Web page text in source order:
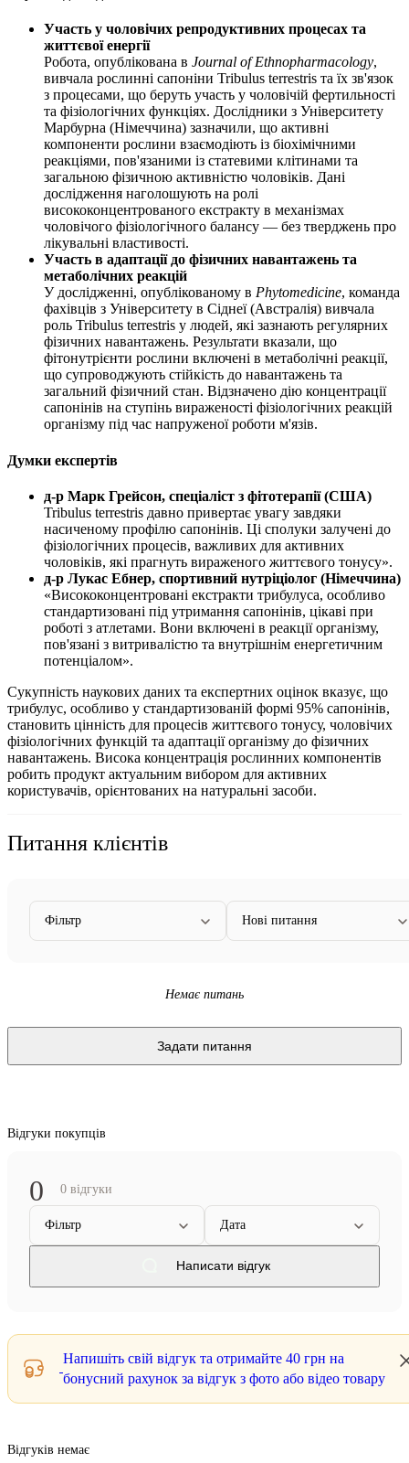
Участь у чоловічих репродуктивних процесах та
життєвої енергії
Робота, опублікована в Journal of Ethnopharmacology,
вивчала рослинні сапоніни Tribulus terrestris та їх зв'язок
з процесами, що беруть участь у чоловічій фертильності
та фізіологічних функціях. Дослідники з Університету
Марбурна (Німеччина) зазначили, що активні
компоненти рослини взаємодіють із біохімічними
реакціями, пов'язаними із статевими клітинами та
загальною фізичною активністю чоловіків. Дані
дослідження наголошують на ролі
висококонцентрованого екстракту в механізмах
чоловічого фізіологічного балансу — без тверджень про
лікувальні властивості.
Участь в адаптації до фізичних навантажень та
метаболічних реакцій
У дослідженні, опублікованому в Phytomedicine, команда
фахівців з Університету в Сіднеї (Австралія) вивчала
роль Tribulus terrestris у людей, які зазнають регулярних
фізичних навантажень. Результати вказали, що
фітонутрієнти рослини включені в метаболічні реакції,
що супроводжують стійкість до навантажень та
загальний фізичний стан. Відзначено дію концентрації
сапонінів на ступінь вираженості фізіологічних реакцій
організму під час напруженої роботи м'язів.
Думки експертів
д-р Марк Грейсон, спеціаліст з фітотерапії (США)
Tribulus terrestris давно привертає увагу завдяки
насиченому профілю сапонінів. Ці сполуки залучені до
фізіологічних процесів, важливих для активних
чоловіків, які прагнуть вираженого життєвого тонусу».
д-р Лукас Ебнер, спортивний нутріціолог (Німеччина)
«Висококонцентровані екстракти трибулуса, особливо
стандартизовані під утримання сапонінів, цікаві при
роботі з атлетами. Вони включені в реакції організму,
пов'язані з витривалістю та внутрішнім енергетичним
потенціалом».
Сукупність наукових даних та експертних оцінок вказує, що
трибулус, особливо у стандартизованій формі 95% сапонінів,
становить цінність для процесів життєвого тонусу, чоловічих
фізіологічних функцій та адаптації організму до фізичних
навантажень. Висока концентрація рослинних компонентів
робить продукт актуальним вибором для активних
користувачів, орієнтованих на натуральні засоби.
Питання клієнтів
Фільтр Нові питання
Немає питань
Задати питання
Відгуки покупців
0 0 відгуки
Фільтр Дата
Написати відгук
Напишіть свій відгук та отримайте 40 грн на
бонусний рахунок за відгук з фото або відео товару
Відгуків немає